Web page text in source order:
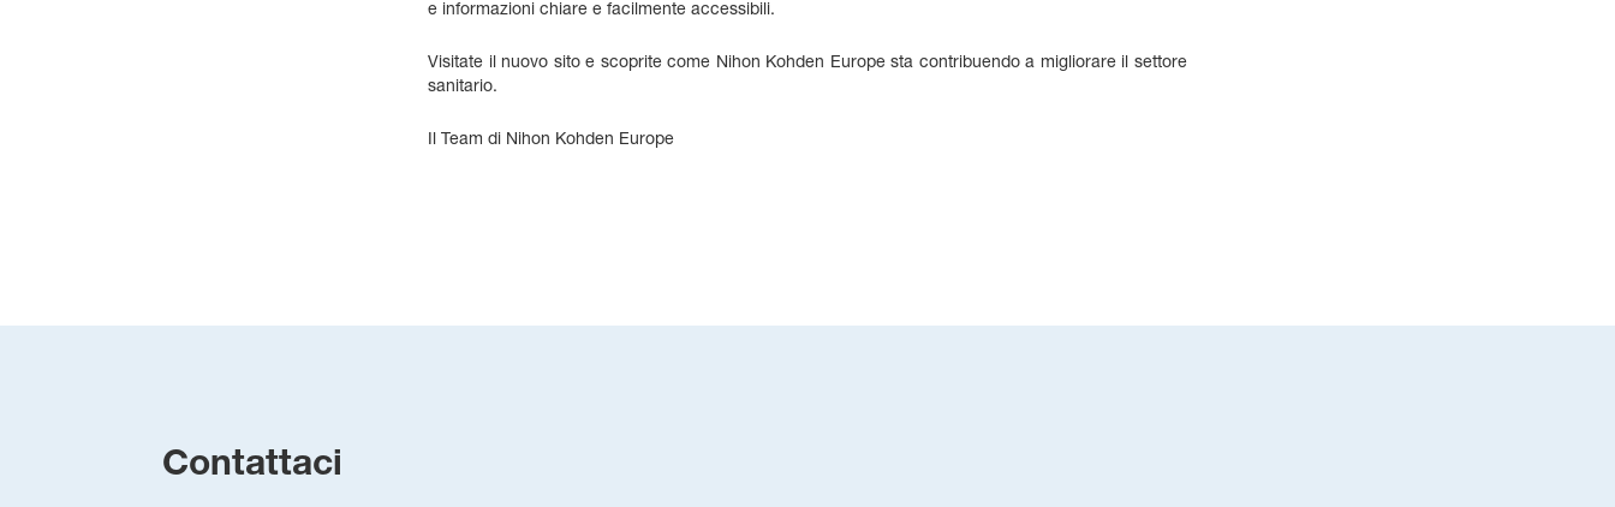
e informazioni chiare e facilmente accessibili.
Visitate il nuovo sito e scoprite come Nihon Kohden Europe sta contribuendo a migliorare il settore
sanitario.
Il Team di Nihon Kohden Europe
Contattaci